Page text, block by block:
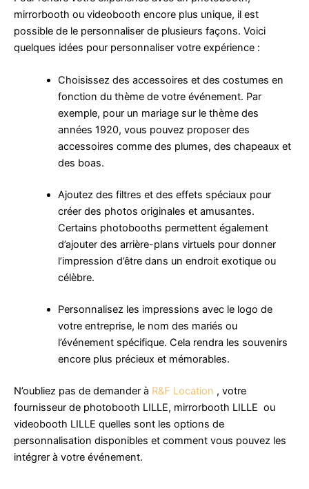
mirrorbooth ou videobooth encore plus unique, il est
possible de le personnaliser de plusieurs façons. Voici
quelques idées pour personnaliser votre expérience :
Choisissez des accessoires et des costumes en
fonction du thème de votre événement. Par
exemple, pour un mariage sur le thème des
années 1920, vous pouvez proposer des
accessoires comme des plumes, des chapeaux et
des boas.
Ajoutez des filtres et des effets spéciaux pour
créer des photos originales et amusantes.
Certains photobooths permettent également
d’ajouter des arrière-plans virtuels pour donner
l’impression d’être dans un endroit exotique ou
célèbre.
Personnalisez les impressions avec le logo de
votre entreprise, le nom des mariés ou
l’événement spécifique. Cela rendra les souvenirs
encore plus précieux et mémorables.
N’oubliez pas de demander à R&F Location , votre
fournisseur de photobooth LILLE, mirrorbooth LILLE ou
videobooth LILLE quelles sont les options de
personnalisation disponibles et comment vous pouvez les
intégrer à votre événement.